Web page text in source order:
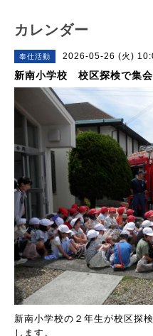
カレンダー
奉仕活動 2026-05-26 (火)
新南小学校 校区探検で集会
新南小学校の２年生が校区探
します。